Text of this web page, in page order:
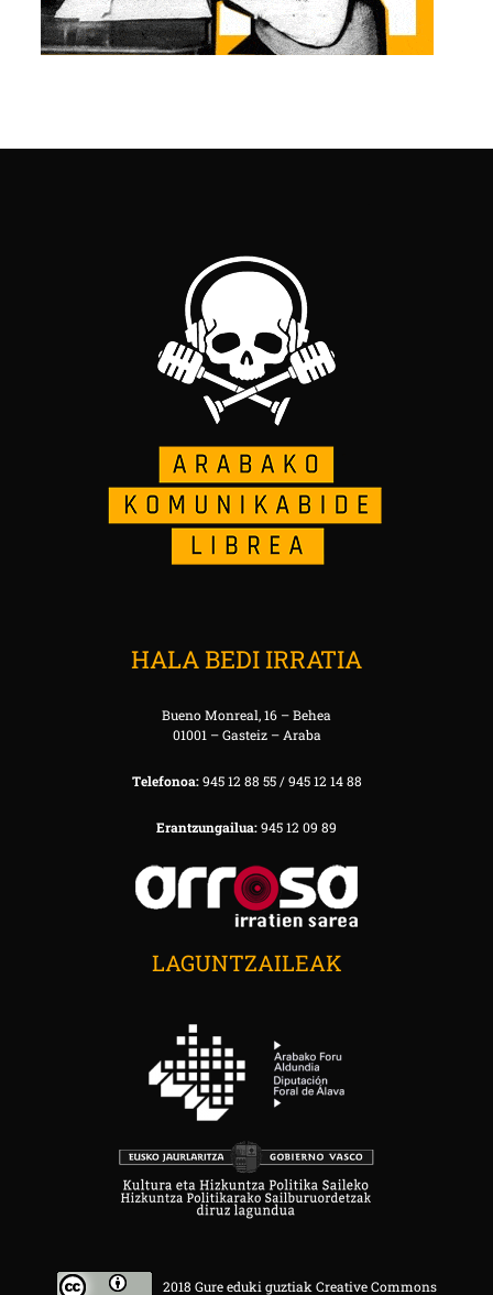
HALA BEDI IRRATIA
Bueno Monreal, 16 – Behea
01001 – Gasteiz – Araba
Telefonoa:945 12 88 55 / 945 12 14 88
Erantzungailua:945 12 09 89
LAGUNTZAILEAK
2018 Gure eduki guztiak Creative Commons